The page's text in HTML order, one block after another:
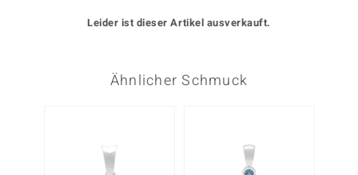
Leider ist dieser Artikel ausverkauft.
Ähnlicher Schmuck